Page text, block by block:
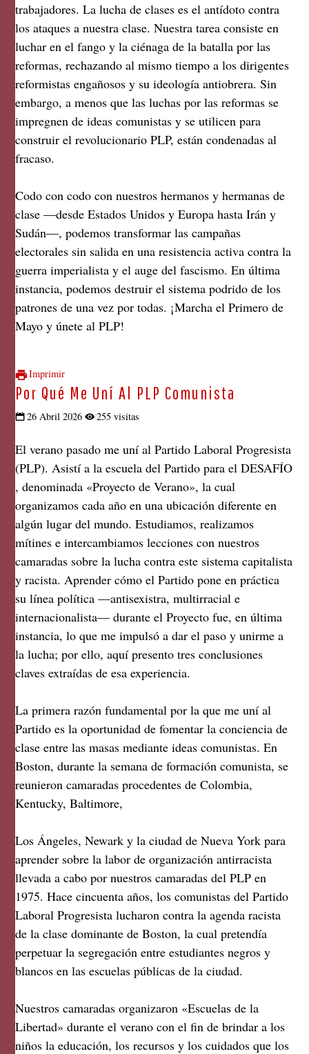
trabajadores. La lucha de clases es el antídoto contra
los ataques a nuestra clase. Nuestra tarea consiste en
luchar en el fango y la ciénaga de la batalla por las
reformas, rechazando al mismo tiempo a los dirigentes
reformistas engañosos y su ideología antiobrera. Sin
embargo, a menos que las luchas por las reformas se
impregnen de ideas comunistas y se utilicen para
construir el revolucionario PLP, están condenadas al
fracaso.
Codo con codo con nuestros hermanos y hermanas de
clase —desde Estados Unidos y Europa hasta Irán y
Sudán—, podemos transformar las campañas
electorales sin salida en una resistencia activa contra la
guerra imperialista y el auge del fascismo. En última
instancia, podemos destruir el sistema podrido de los
patrones de una vez por todas. ¡Marcha el Primero de
Mayo y únete al PLP!
Imprimir
Por Qué Me Uní Al PLP Comunista
26 Abril 2026 255 visitas
El verano pasado me uní al Partido Laboral Progresista
(PLP). Asistí a la escuela del Partido para el DESAFÍO
, denominada «Proyecto de Verano», la cual
organizamos cada año en una ubicación diferente en
algún lugar del mundo. Estudiamos, realizamos
mítines e intercambiamos lecciones con nuestros
camaradas sobre la lucha contra este sistema capitalista
y racista. Aprender cómo el Partido pone en práctica
su línea política —antisexistra, multirracial e
internacionalista— durante el Proyecto fue, en última
instancia, lo que me impulsó a dar el paso y unirme a
la lucha; por ello, aquí presento tres conclusiones
claves extraídas de esa experiencia.
La primera razón fundamental por la que me uní al
Partido es la oportunidad de fomentar la conciencia de
clase entre las masas mediante ideas comunistas. En
Boston, durante la semana de formación comunista, se
reunieron camaradas procedentes de Colombia,
Kentucky, Baltimore,
Los Ángeles, Newark y la ciudad de Nueva York para
aprender sobre la labor de organización antirracista
llevada a cabo por nuestros camaradas del PLP en
1975. Hace cincuenta años, los comunistas del Partido
Laboral Progresista lucharon contra la agenda racista
de la clase dominante de Boston, la cual pretendía
perpetuar la segregación entre estudiantes negros y
blancos en las escuelas públicas de la ciudad.
Nuestros camaradas organizaron «Escuelas de la
Libertad» durante el verano con el fin de brindar a los
niños la educación, los recursos y los cuidados que los